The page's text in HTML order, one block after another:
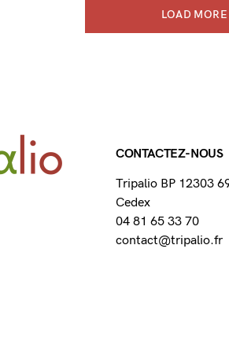
LOAD MORE
CONTACTEZ-NOUS
Tripalio BP 12303
Cedex
04 81 65 33 70
contact@tripalio.fr